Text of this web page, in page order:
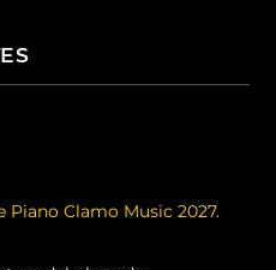
Piano Clamo Music 2027.